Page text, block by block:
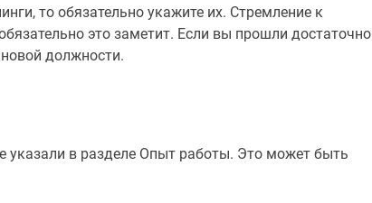
то обязательно укажите их. Стремление к
это заметит. Если вы прошли достаточно
должности.
указали в разделе Опыт работы. Это может быть